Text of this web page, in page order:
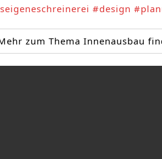
#design
zum Thema Innenausbau